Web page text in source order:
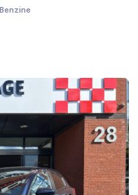
Benzine